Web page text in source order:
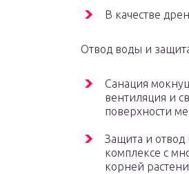
В качестве
Отвод воды и
Санация
вентиляция и
поверхности
Защита и
комплексе с
корней